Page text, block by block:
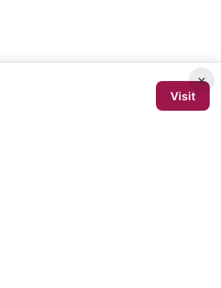
×
Visit